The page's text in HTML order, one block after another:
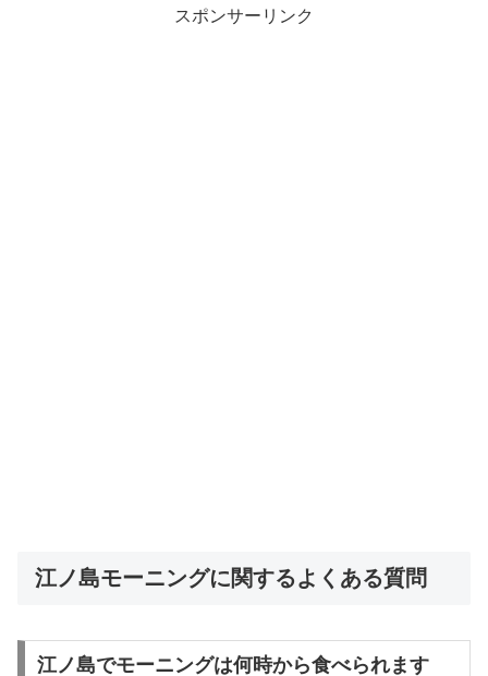
スポンサーリンク
江ノ島モーニングに関するよくある質問
江ノ島でモーニングは何時から食べられます